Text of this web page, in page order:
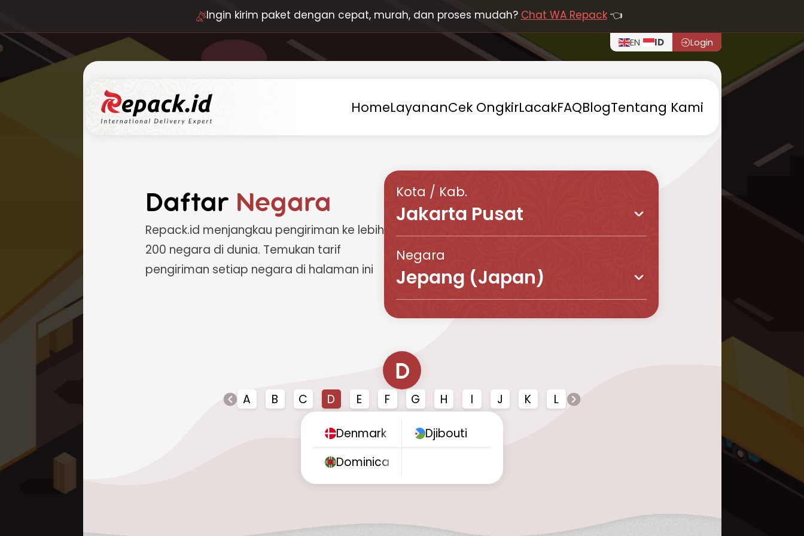
Ingin kirim paket dengan cepat, murah, dan proses mudah? Chat WA Repack👈
EN ID Login
HomeLayananCekOngkirLacakFAQBlogTentang Kami
Daftar Negara
Repack.id menjangkau pengiriman ke lebih
200 negara di dunia. Temukan tarif
pengiriman setiap negara di halaman ini
Kota / Kab.
Jakarta Pusat
Negara
Jepang (Japan)
D
A B C D E F G H I J K L M
Denmark
Djibouti
Dominica